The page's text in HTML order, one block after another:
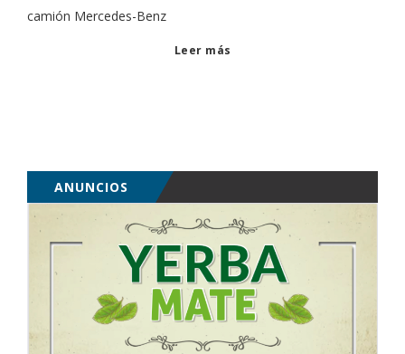
camión Mercedes-Benz
Leer más
ANUNCIOS